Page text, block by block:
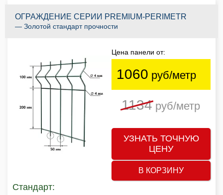
ОГРАЖДЕНИЕ СЕРИИ PREMIUM-PERIMETR
— Золотой стандарт прочности
Цена панели от:
1060 руб/метр
1134руб/метр
УЗНАТЬ ТОЧНУЮ
ЦЕНУ
В КОРЗИНУ
Стандарт: